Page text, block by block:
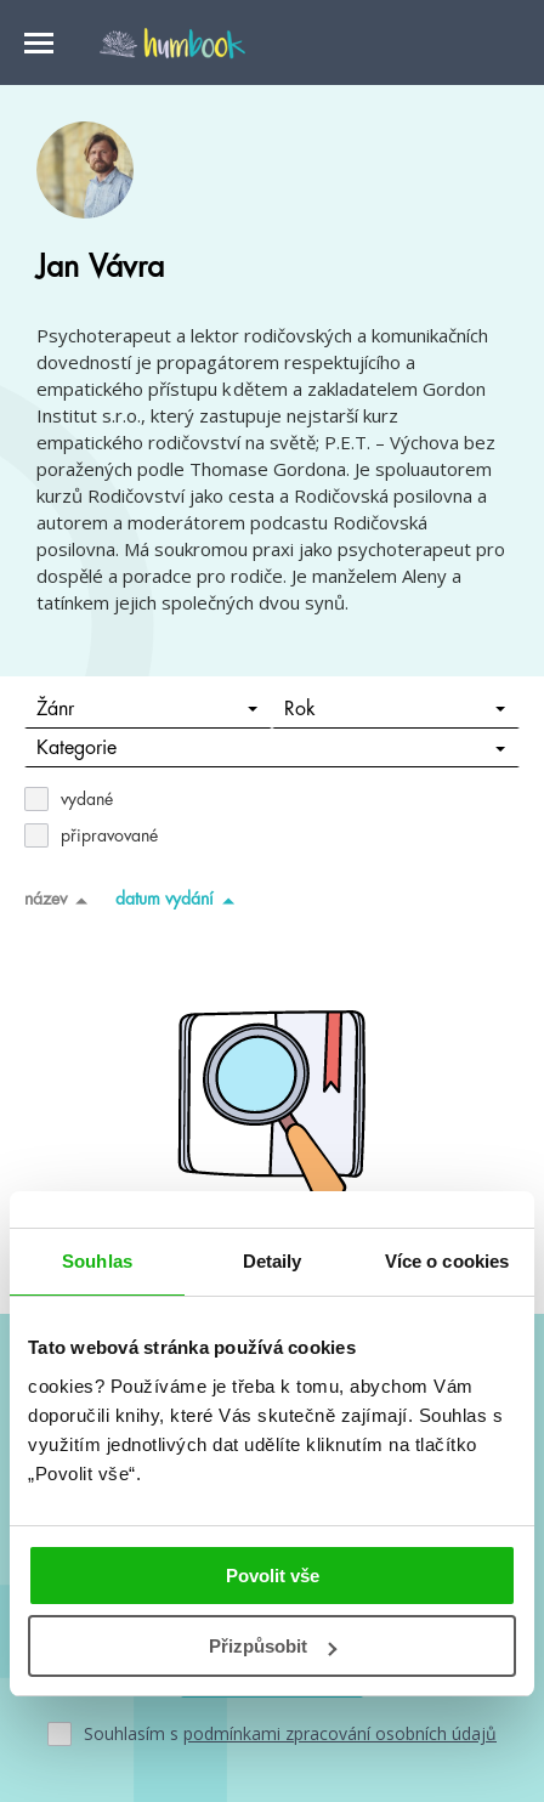
Souhlas Detaily Více o cookies
Tato webová stránka používá cookies
cookies? Používáme je třeba k tomu, abychom Vám
doporučili knihy, které Vás skutečně zajímají. Souhlas s
využitím jednotlivých dat udělíte kliknutím na tlačítko
„Povolit vše“.
Povolit vše
Přizpůsobit
Jan Vávra
Psychoterapeut a lektor rodičovských a komunikačních
dovedností je propagátorem respektujícího a
empatického přístupu k dětem a zakladatelem Gordon
Institut s.r.o., který zastupuje nejstarší kurz
empatického rodičovství na světě; P.E.T. – Výchova bez
poražených podle Thomase Gordona. Je spoluautorem
kurzů Rodičovství jako cesta a Rodičovská posilovna a
autorem a moderátorem podcastu Rodičovská
posilovna. Má soukromou praxi jako psychoterapeut pro
dospělé a poradce pro rodiče. Je manželem Aleny a
tatínkem jejich společných dvou synů.
Žánr Rok
Kategorie
vydané
připravované
název datum vydání
Žádné knihy nenalezeny.
#HumbookNews
Vše kolem #youngadult každý měsíc rovnou do mailu!
Nové knihy, co se chystá, kvízy, soutěže, autoři, filmové
Souhlasím s podmínkami zpracování osobních údajů